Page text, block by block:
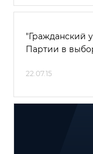
"Гражданский
Партии в
22.07.15